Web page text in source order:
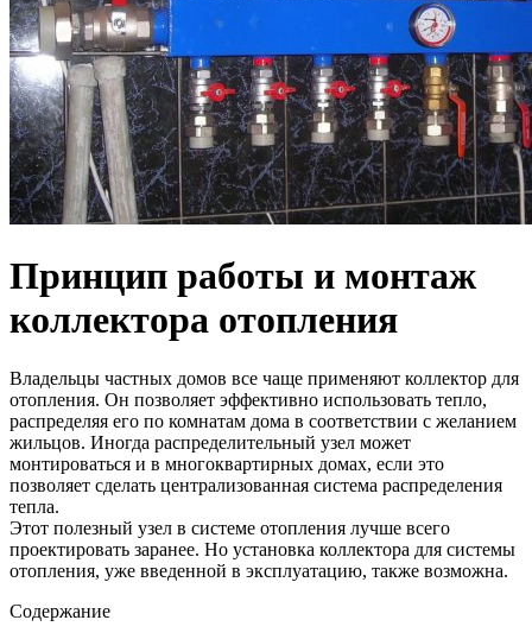
Принцип работы и монтаж
коллектора отопления
Владельцы частных домов все чаще применяют коллектор для
отопления. Он позволяет эффективно использовать тепло,
распределяя его по комнатам дома в соответствии с желанием
жильцов. Иногда распределительный узел может
монтироваться и в многоквартирных домах, если это
позволяет сделать централизованная система распределения
тепла.
Этот полезный узел в системе отопления лучше всего
проектировать заранее. Но установка коллектора для системы
отопления, уже введенной в эксплуатацию, также возможна.
Содержание